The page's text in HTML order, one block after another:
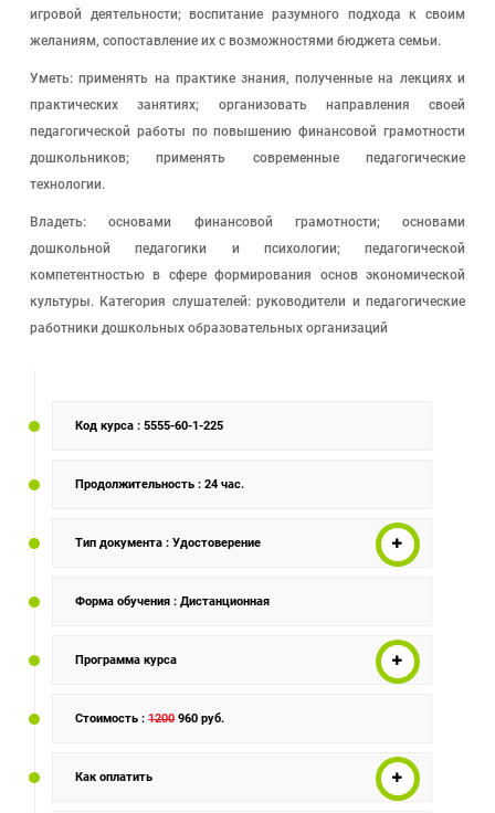
игровой деятельности; воспитание разумного подхода к своим
желаниям, сопоставление их с возможностями бюджета семьи.
Уметь: применять на практике знания, полученные на лекциях и
практических занятиях; организовать направления своей
педагогической работы по повышению финансовой грамотности
дошкольников; применять современные педагогические
технологии.
Владеть: основами финансовой грамотности; основами
дошкольной педагогики и психологии; педагогической
компетентностью в сфере формирования основ экономической
культуры. Категория слушателей: руководители и педагогические
работники дошкольных образовательных организаций
Код курса: 5555-60-1-225
Продолжительность: 24 час.
Тип документа: Удостоверение
Форма обучения: Дистанционная
Программа курса
Стоимость:1200960 руб.
Как оплатить